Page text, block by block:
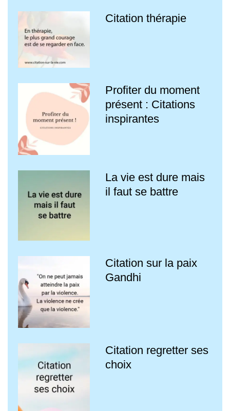
Citation thérapie
Profiter du moment
présent : Citations
inspirantes
La vie est dure mais
il faut se battre
Citation sur la paix
Gandhi
Citation regretter ses
choix